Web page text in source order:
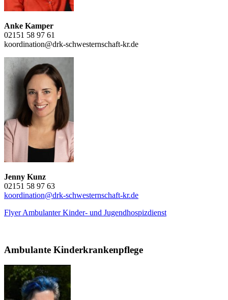
Anke Kamper
02151 58 97 61
koordination@drk-schwesternschaft-kr.de
Jenny Kunz
02151 58 97 63
koordination@drk-schwesternschaft-kr.de
Flyer Ambulanter Kinder- und Jugendhospizdienst
Ambulante Kinderkrankenpflege